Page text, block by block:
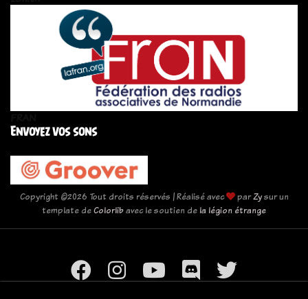
Envoyez vos sons
Copyright ©2026 Tout droits réservés | Réalisé avec parZysur un
template deColorlibavec le soutien de la légion étrange